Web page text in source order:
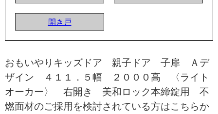
開き戸
おもいやりキッズドア 親子ドア 子扉 Ａデ
ザイン ４１１．５幅 ２０００高 〈ライト
オーカー〉 右開き 美和ロック本締錠用 不
燃面材のご採用を検討されている方はこちらか